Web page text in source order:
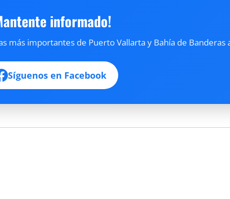
informado!
más importantes de Puerto Vallarta y Bahía de Banderas
Síguenos en Facebook